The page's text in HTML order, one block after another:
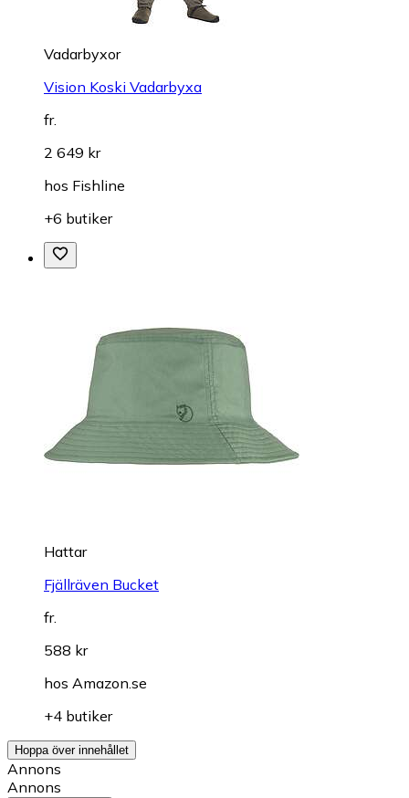
Vadarbyxor
Vision Koski Vadarbyxa
fr.
2 649 kr
hos Fishline
+6 butiker
Hattar
Fjällräven Bucket
fr.
588 kr
hos Amazon.se
+4 butiker
Hoppa över innehållet
Annons
Annons